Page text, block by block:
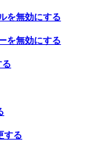
を無効にする
を無効にする
する